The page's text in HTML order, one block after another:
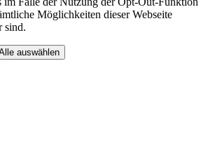
Möglichkeiten dieser Webseite
sind.
auswählen